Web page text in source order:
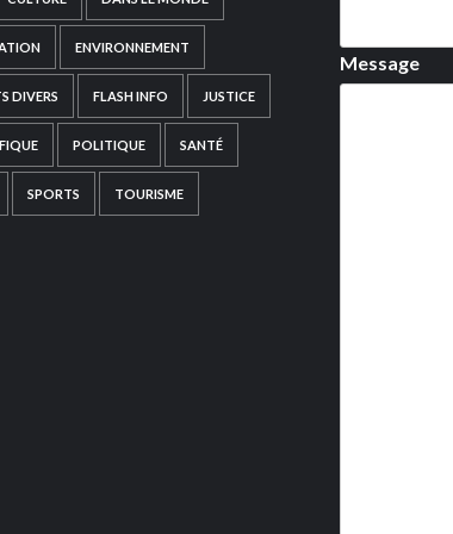
ENVIRONNEMENT
DIVERS FLASH INFO JUSTICE
POLITIQUE SANTÉ
SPORTS TOURISME
Message